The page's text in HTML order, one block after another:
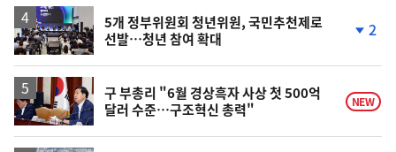
5개 정부위원회 청년위원, 국민추천제로
선발…청년 참여 확대
락
2
구 부총리 "6월 경상흑자 사상 첫 500억
달러 수준…구조혁신 총력"
NEW